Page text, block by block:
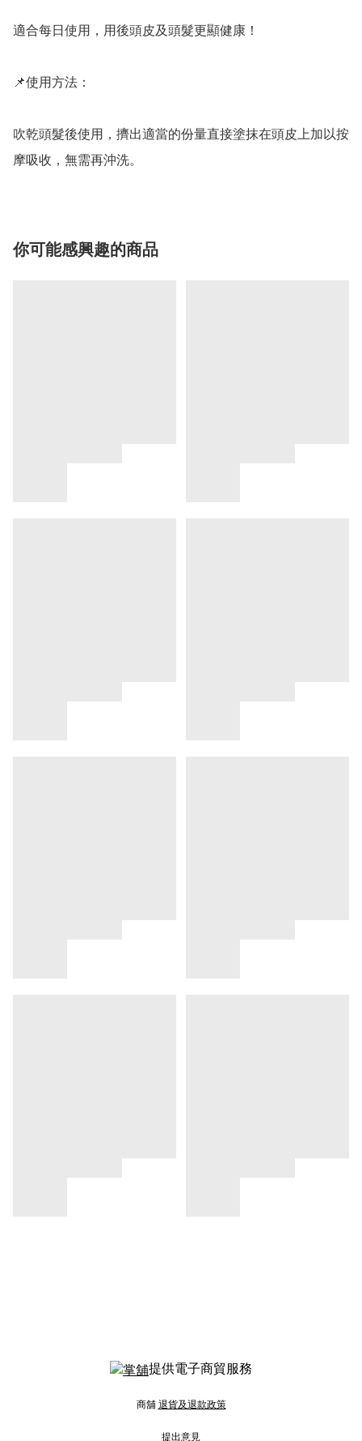
適合每日使用，用後頭皮及頭髮更顯健康！
📌使用方法：
吹乾頭髮後使用，擠出適當的份量直接塗抹在頭皮上加以按
摩吸收，無需再沖洗。
你可能感興趣的商品
提供電子商貿服務
商舖 退貨及退款政策
提出意見